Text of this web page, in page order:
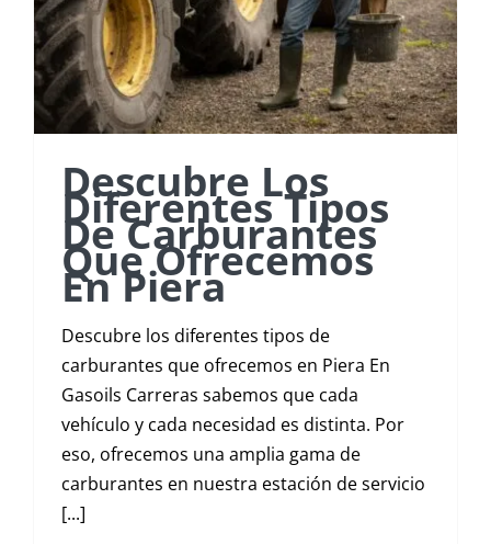
Descubre Los
Diferentes Tipos
De Carburantes
Que Ofrecemos
En Piera
Descubre los diferentes tipos de
carburantes que ofrecemos en Piera En
Gasoils Carreras sabemos que cada
vehículo y cada necesidad es distinta. Por
eso, ofrecemos una amplia gama de
carburantes en nuestra estación de servicio
[...]